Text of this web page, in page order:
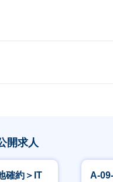
開求人
確約＞IT
A-